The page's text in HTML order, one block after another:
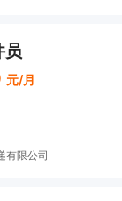
员
元/月
有限公司